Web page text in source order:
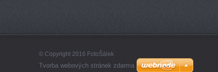
© Copyright 2016 FotoŠálek
Tvorba webových stránek zdarma